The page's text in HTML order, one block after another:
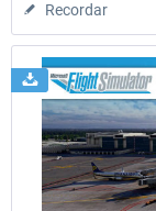
Recordar